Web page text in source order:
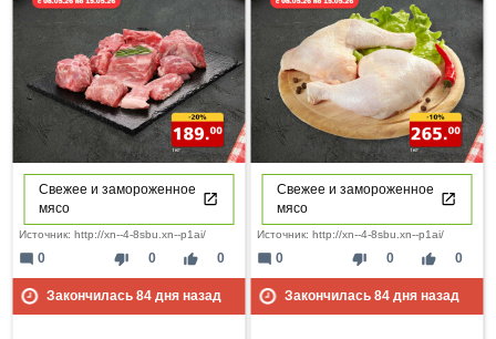
Свежее и замороженное
мясо
Источник: http://xn--4-8sbu.xn--p1ai/
thumb_down 0 thumb_up 0
mode_comment 0
Закончилась 84дня назад
Свежее и замороженное
мясо
Источник: http://xn--4-8sbu.xn--p1ai/
thumb_down 0 thumb_up 0
mode_comment 0
Закончилась 84дня назад